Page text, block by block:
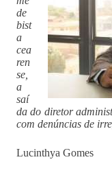
de
bist
a
cea
ren
se,
a
saí
da do diretor
com denúncias de
Lucinthya Gomes